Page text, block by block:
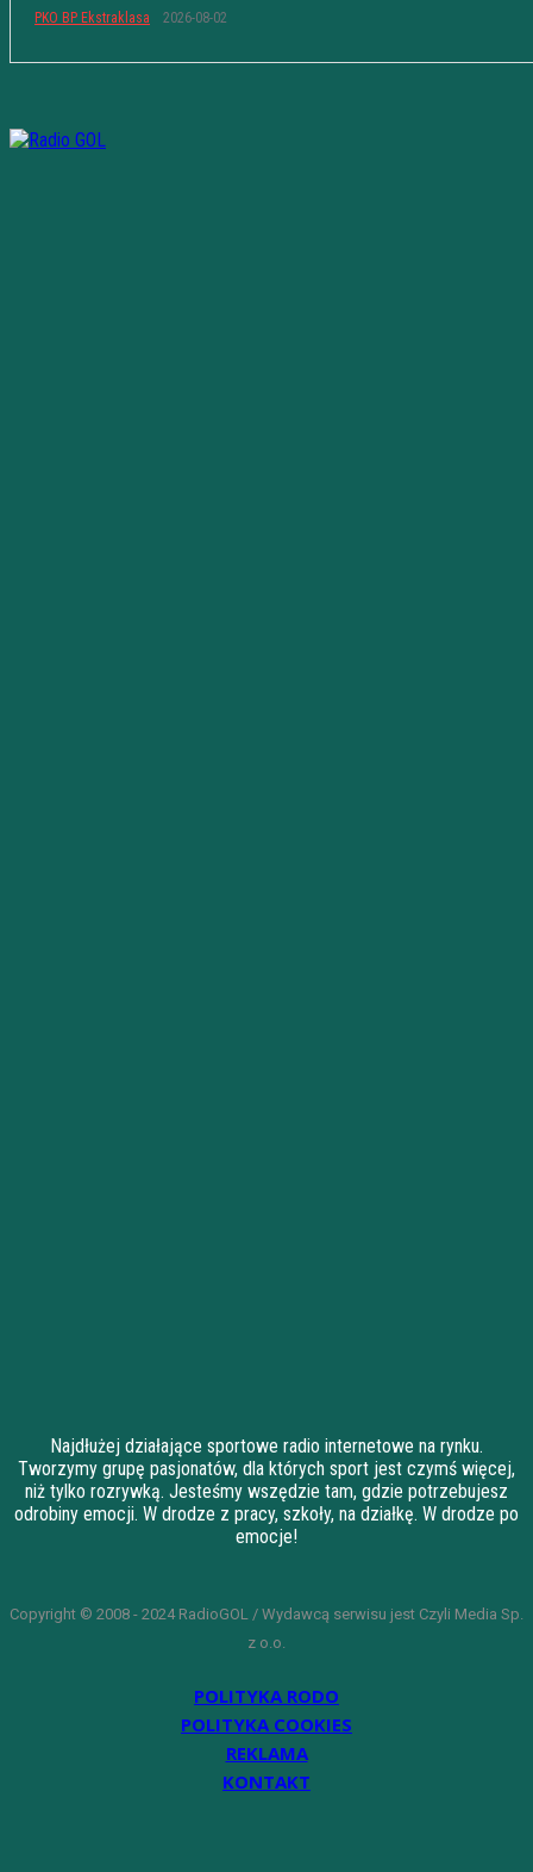
PKO BP Ekstraklasa 2026-08-02
Najdłużej działające sportowe radio internetowe na rynku.
Tworzymy grupę pasjonatów, dla których sport jest czymś więcej,
niż tylko rozrywką. Jesteśmy wszędzie tam, gdzie potrzebujesz
odrobiny emocji. W drodze z pracy, szkoły, na działkę. W drodze po
emocje!
Copyright © 2008 - 2024 RadioGOL / Wydawcą serwisu jest Czyli Media Sp.
z o.o.
POLITYKA RODO
POLITYKA COOKIES
REKLAMA
KONTAKT